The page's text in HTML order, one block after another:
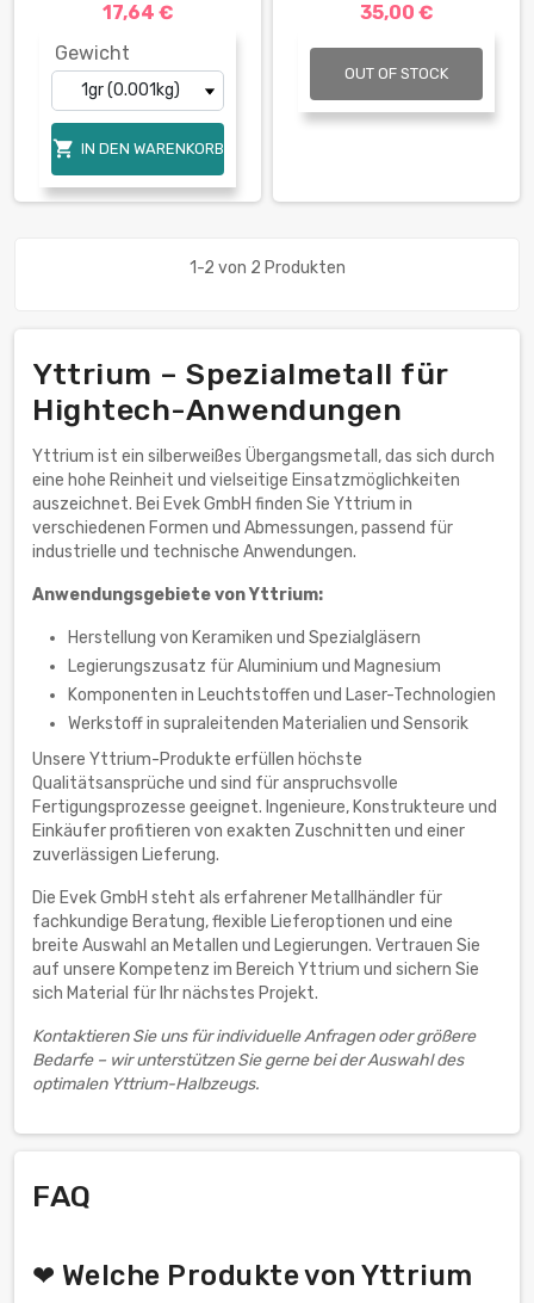
17,64 €
Gewicht
 IN DEN WARENKORB
35,00 €
OUT OF STOCK
1-2 von 2 Produkten
Yttrium – Spezialmetall für
Hightech-Anwendungen
Yttrium ist ein silberweißes Übergangsmetall, das sich durch
eine hohe Reinheit und vielseitige Einsatzmöglichkeiten
auszeichnet. Bei Evek GmbH finden Sie Yttrium in
verschiedenen Formen und Abmessungen, passend für
industrielle und technische Anwendungen.
Anwendungsgebiete von Yttrium:
Herstellung von Keramiken und Spezialgläsern
Legierungszusatz für Aluminium und Magnesium
Komponenten in Leuchtstoffen und Laser-Technologien
Werkstoff in supraleitenden Materialien und Sensorik
Unsere Yttrium-Produkte erfüllen höchste
Qualitätsansprüche und sind für anspruchsvolle
Fertigungsprozesse geeignet. Ingenieure, Konstrukteure und
Einkäufer profitieren von exakten Zuschnitten und einer
zuverlässigen Lieferung.
Die Evek GmbH steht als erfahrener Metallhändler für
fachkundige Beratung, flexible Lieferoptionen und eine
breite Auswahl an Metallen und Legierungen. Vertrauen Sie
auf unsere Kompetenz im Bereich Yttrium und sichern Sie
sich Material für Ihr nächstes Projekt.
Kontaktieren Sie uns für individuelle Anfragen oder größere
Bedarfe – wir unterstützen Sie gerne bei der Auswahl des
optimalen Yttrium-Halbzeugs.
FAQ
❤ Welche Produkte von Yttrium